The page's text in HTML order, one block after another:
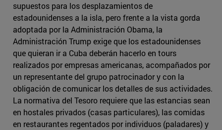
supuestos para los desplazamientos de
estadounidenses a la isla, pero frente a la vista gorda
adoptada por la Administración Obama, la
Administración Trump exige que los estadounidenses
que quieran ir a Cuba deberán hacerlo en tours
realizados por empresas americanas, acompañados por
un representante del grupo patrocinador y con la
obligación de comunicar los detalles de sus actividades.
La normativa del Tesoro requiere que las estancias sean
en hostales privados (casas particulares), las comidas
en restaurantes regentados por individuos (paladares) y